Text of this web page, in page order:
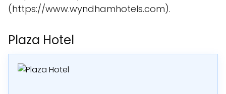
(https://www.wyndhamhotels.com).
Plaza Hotel